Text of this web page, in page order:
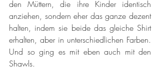
den Müttern, die ihre Kinder identisch
anziehen, sondern eher das ganze dezent
halten, indem sie beide das gleiche Shirt
erhalten, aber in unterschiedlichen Farben.
Und so ging es mit eben auch mit den
Shawls.